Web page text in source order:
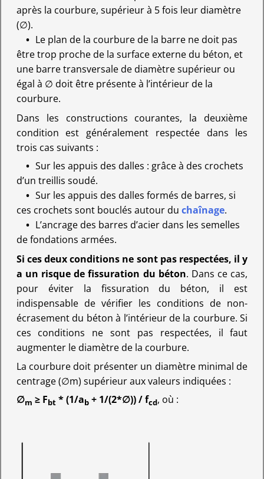
après la courbure, supérieur à 5 fois leur diamètre
(∅).
Le plan de la courbure de la barre ne doit pas
être trop proche de la surface externe du béton, et
une barre transversale de diamètre supérieur ou
égal à ∅ doit être présente à l’intérieur de la
courbure.
Dans les constructions courantes, la deuxième
condition est généralement respectée dans les
trois cas suivants :
Sur les appuis des dalles : grâce à des crochets
d’un treillis soudé.
Sur les appuis des dalles formés de barres, si
ces crochets sont bouclés autour du chaînage.
L’ancrage des barres d’acier dans les semelles
de fondations armées.
Si ces deux conditions ne sont pas respectées, il y
a un risque de fissuration du béton. Dans ce cas,
pour éviter la fissuration du béton, il est
indispensable de vérifier les conditions de non-
écrasement du béton à l’intérieur de la courbure. Si
ces conditions ne sont pas respectées, il faut
augmenter le diamètre de la courbure.
La courbure doit présenter un diamètre minimal de
centrage (∅m) supérieur aux valeurs indiquées :
∅m ≥ Fbt* (1/ab+ 1/(2*∅)) / fcd, où :